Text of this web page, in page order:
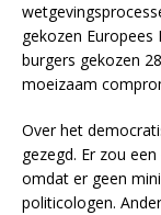
gekozen
burgers gekozen
moeizaam
Over het
gezegd. Er zou
omdat er geen
politicologen.